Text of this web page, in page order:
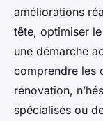
améliorations
tête, optimiser
une démarche
comprendre les
rénovation,
spécialisés ou